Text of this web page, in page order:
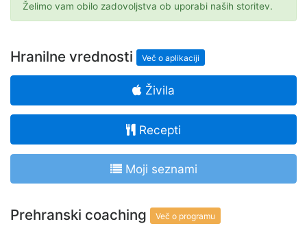
Želimo vam obilo zadovoljstva ob uporabi naših storitev.
Hranilne vrednosti Več o aplikaciji
Živila
Recepti
Moji seznami
Prehranski coaching Več o programu